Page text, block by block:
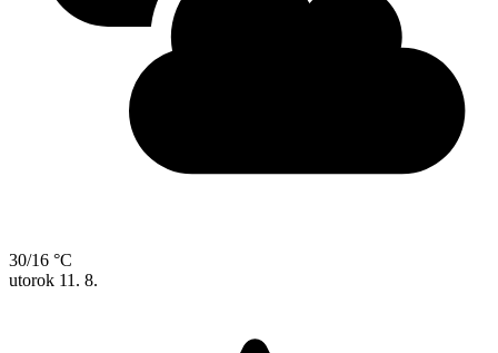
30/16 °C
utorok 11. 8.